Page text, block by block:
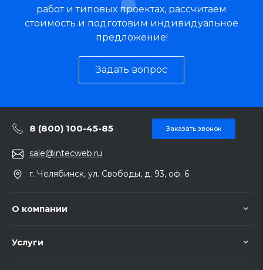
работ и типовых проектах, рассчитаем
стоимость и подготовим индивидуальное
предложение!
Задать вопрос
8 (800) 100-45-85 Заказать звонок
sale@intecweb.ru
г. Челябинск, ул. Свободы, д. 93, оф. 6
О компании
Услуги